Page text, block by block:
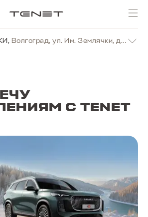
, Волгоград, ул. Им. Землячки, д. 19г
С TENET